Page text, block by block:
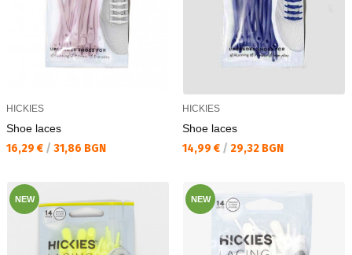
HICKIES
Shoe laces
Текуща цена:
16,29 € / 31,86 BGN
HICKIES
Shoe laces
Текуща цена:
14,99 € / 29,32 BGN
NEW NEW